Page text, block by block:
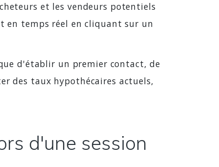
et les vendeurs potentiels
en temps réel en cliquant sur un
d'établir un premier contact, de
des taux hypothécaires actuels,
d'une session